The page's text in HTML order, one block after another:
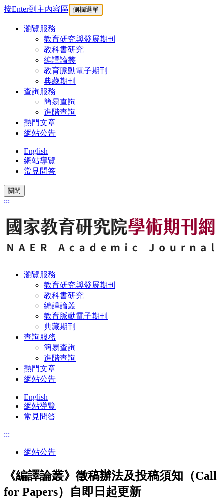
按Enter到主內容區 側欄選單
瀏覽服務
教育研究與發展期刊
教科書研究
編譯論叢
教育脈動電子期刊
典藏期刊
查詢服務
簡易查詢
進階查詢
熱門文章
網站公告
English
網站導覽
常見問答
關閉
:::
瀏覽服務
教育研究與發展期刊
教科書研究
編譯論叢
教育脈動電子期刊
典藏期刊
查詢服務
簡易查詢
進階查詢
熱門文章
網站公告
English
網站導覽
常見問答
:::
網站公告
《編譯論叢》徵稿辦法及投稿須知（Call
for Papers）自即日起更新